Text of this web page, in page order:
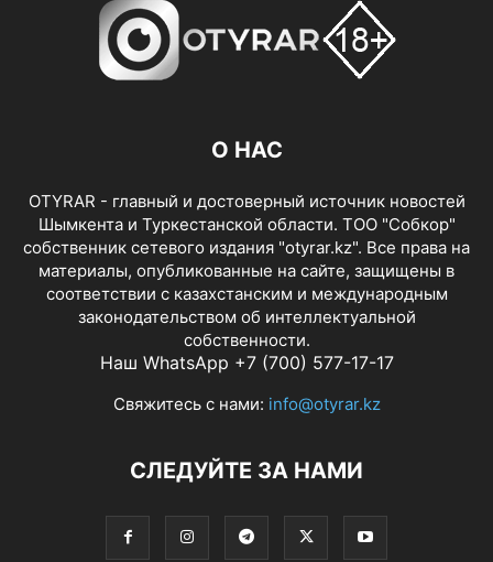
О НАС
OTYRAR - главный и достоверный источник новостей
Шымкента и Туркестанской области. ТОО "Собкор"
собственник сетевого издания "otyrar.kz". Все права на
материалы, опубликованные на сайте, защищены в
соответствии с казахстанским и международным
законодательством об интеллектуальной
собственности.
Наш WhatsApp +7 (700) 577-17-17
Свяжитесь с нами: info@otyrar.kz
СЛЕДУЙТЕ ЗА НАМИ